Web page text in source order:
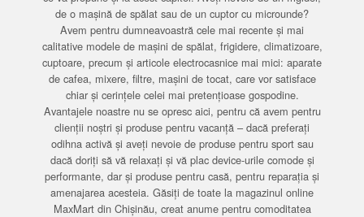
de o mașină de spălat sau de un cuptor cu microunde?
Avem pentru dumneavoastră cele mai recente și mai
calitative modele de mașini de spălat, frigidere, climatizoare,
cuptoare, precum și articole electrocasnice mai mici: aparate
de cafea, mixere, filtre, mașini de tocat, care vor satisface
chiar și cerințele celei mai pretențioase gospodine.
Avantajele noastre nu se opresc aici, pentru că avem pentru
clienții noștri și produse pentru vacanță – dacă preferați
odihna activă și aveți nevoie de produse pentru sport sau
dacă doriți să vă relaxați și vă plac device-urile comode și
performante, dar și produse pentru casă, pentru reparația și
amenajarea acesteia. Găsiți de toate la magazinul online
MaxMart din Chișinău, creat anume pentru comoditatea